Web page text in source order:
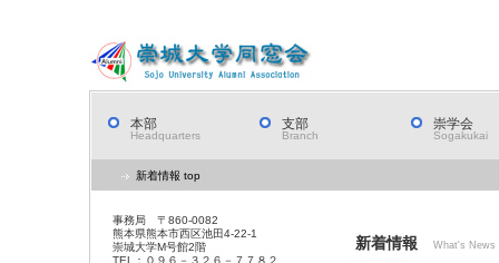
本部
Headquarters
支部
Branch
崇学会
Sogakukai
新着情報 top
新着情報 What's News
事務局 〒860-0082
熊本県熊本市西区池田4-22-1
崇城大学M号館2階
TEL：０９６－３２６－７７８２